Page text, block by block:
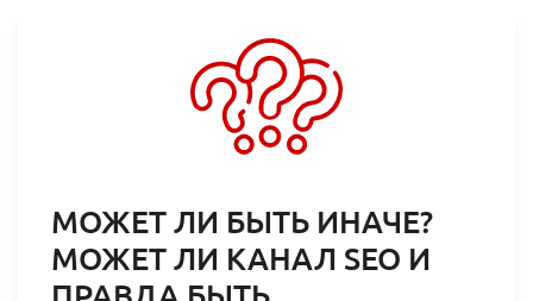
МОЖЕТ ЛИ БЫТЬ ИНАЧЕ?
МОЖЕТ ЛИ КАНАЛ SEO И
Тарифы и цены
Тариф «Трафик»
Тариф «Лиды / CPA»